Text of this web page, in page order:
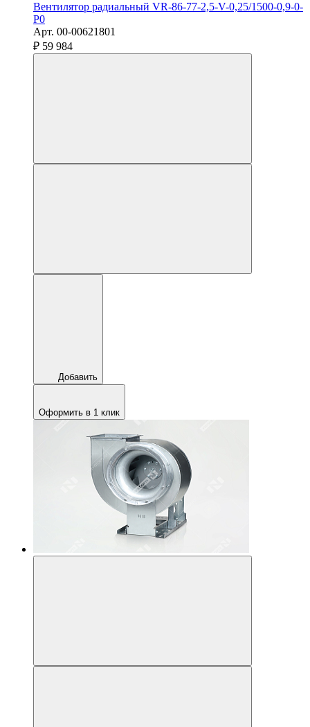
Вентилятор радиальный VR-86-77-2,5-V-0,25/1500-0,9-0-
P0
Арт. 00-00621801
₽ 59 984
Добавить
Оформить в 1 клик